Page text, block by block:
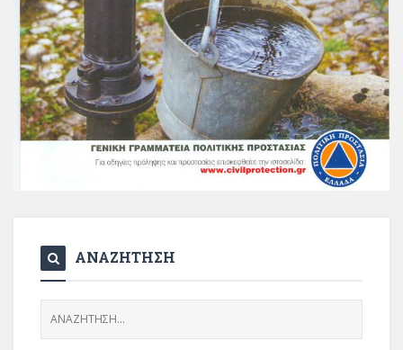
ΑΝΑΖΗΤΗΣΗ